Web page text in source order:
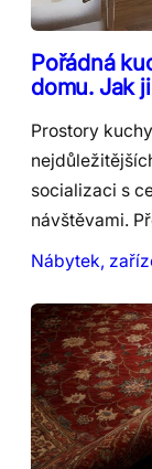
Pořádná
domu. Jak
Prostory
socializaci s
návštěvami.
Nábytek,